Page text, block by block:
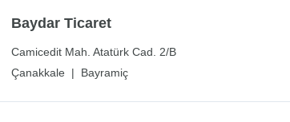
Baydar Ticaret
Camicedit Mah. Atatürk Cad. 2/B
Çanakkale | Bayramiç